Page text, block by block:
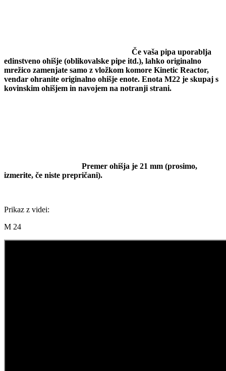
Če vaša pipa uporablja
edinstveno ohišje (oblikovalske pipe itd.), lahko originalno
mrežico zamenjate samo z vložkom komore Kinetic Reactor,
vendar ohranite originalno ohišje enote. Enota M22 je skupaj s
kovinskim ohišjem in navojem na notranji strani.
Premer ohišja je 21 mm (prosimo,
izmerite, če niste prepričani).
Prikaz z videi:
M 24